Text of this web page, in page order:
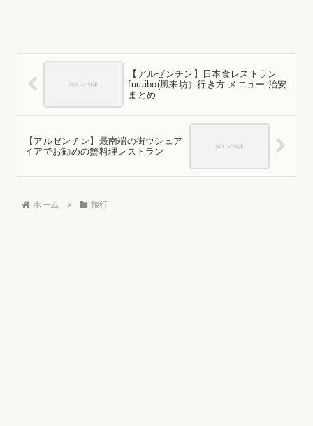
【アルゼンチン】日本食レストラン
furaibo(風来坊）行き方 メニュー 治安
まとめ
【アルゼンチン】最南端の街ウシュア
イアでお勧めの蟹料理レストラン
ホーム 旅行